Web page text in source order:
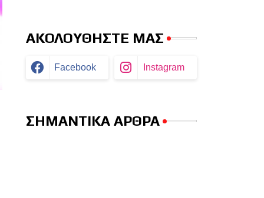
ΑΚΟΛΟΥΘΗΣΤΕ ΜΑΣ
Facebook Instagram
ΣΗΜΑΝΤΙΚΑ ΑΡΘΡΑ